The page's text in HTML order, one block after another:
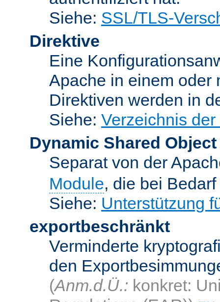
Siehe: SSL/TLS-
Direktive
Eine
Apache in einem oder
Direktiven werden in
Siehe: Verzeichnis
Dynamic Shared Object
Separat von der
Module, die bei
Siehe: Unterstützung
exportbeschränkt
Verminderte
den
(Anm.d.Ü.: konkret: